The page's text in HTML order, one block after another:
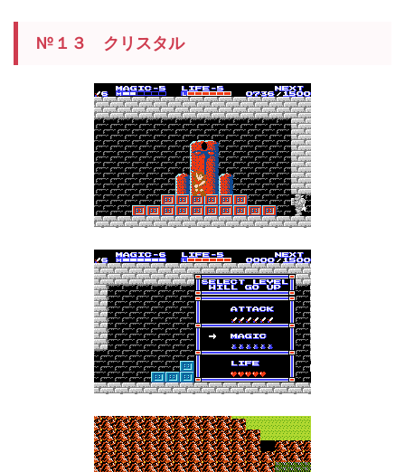
№１３ クリスタル